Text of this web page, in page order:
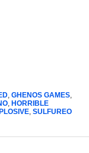
, GHENOS GAMES,
, HORRIBLE
, SULFUREO